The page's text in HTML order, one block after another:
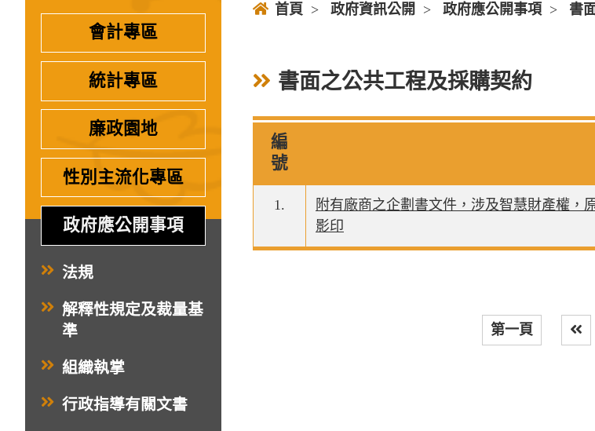
會計專區
統計專區
廉政園地
性別主流化專區
政府應公開事項
法規
解釋性規定及裁量基
準
組織執掌
行政指導有關文書
首頁 > 政府資訊公開 > 政府應公開事項 > 書
書面之公共工程及採購契約
編
號
1.
附有廠商之企劃書文件，涉及智慧財產權，
影印
第一頁
上